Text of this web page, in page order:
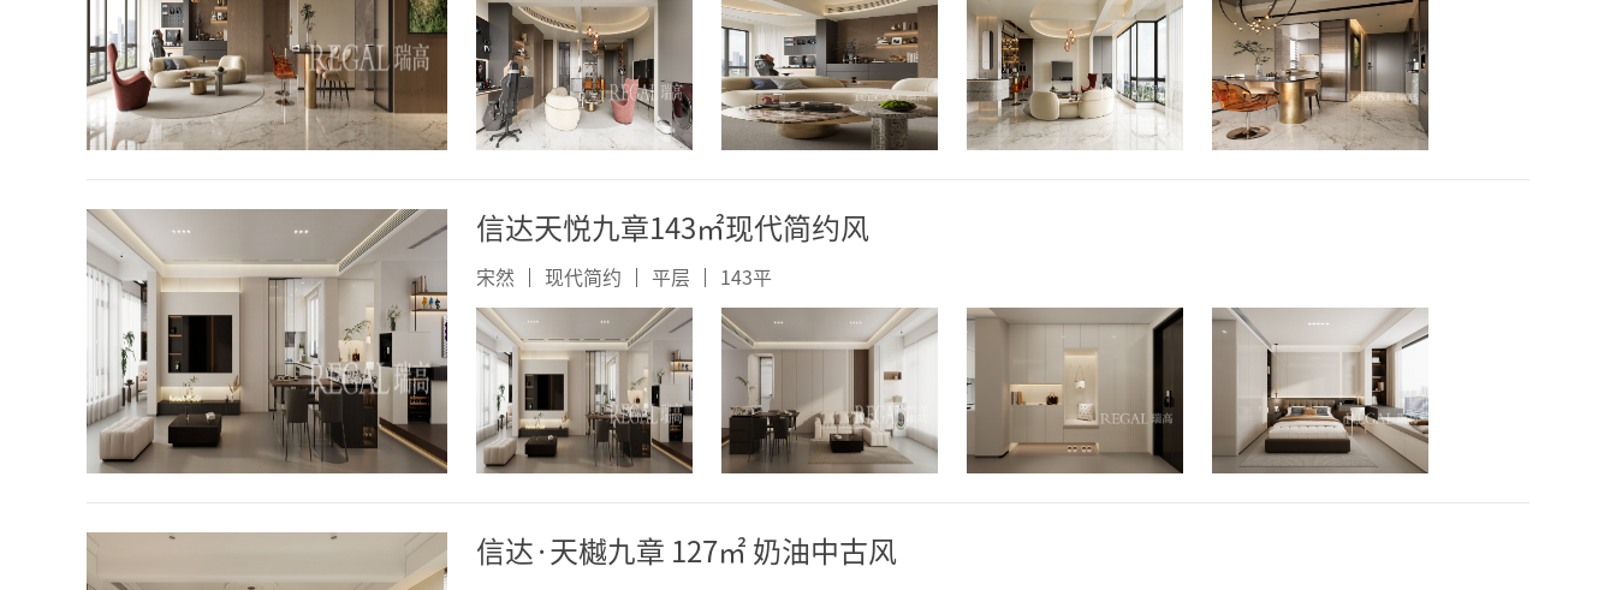
信达天悦九章143㎡现代简约风
宋然 现代简约 平层 143平
信达·天樾九章 127㎡ 奶油中古风